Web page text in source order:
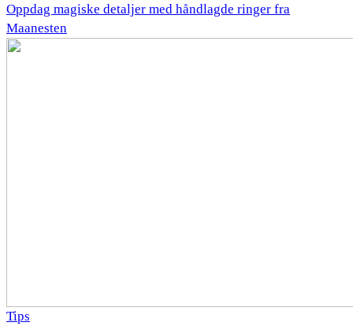
Oppdag magiske detaljer med håndlagde ringer fra
Maanesten
Tips